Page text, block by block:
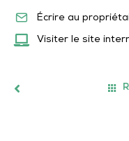
Écrire au
Visiter le site